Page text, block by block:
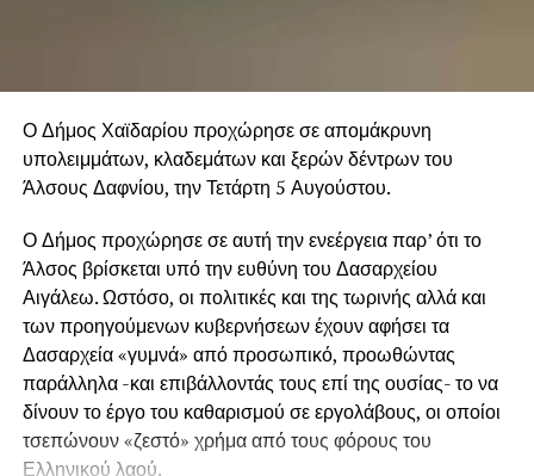
Ο Δήμος Χαϊδαρίου προχώρησε σε απομάκρυνη
υπολειμμάτων, κλαδεμάτων και ξερών δέντρων του
Άλσους Δαφνίου, την Τετάρτη 5 Αυγούστου.
Ο Δήμος προχώρησε σε αυτή την ενεέργεια παρ’ ότι το
Άλσος βρίσκεται υπό την ευθύνη του Δασαρχείου
Αιγάλεω. Ωστόσο, οι πολιτικές και της τωρινής αλλά και
των προηγούμενων κυβερνήσεων έχουν αφήσει τα
Δασαρχεία «γυμνά» από προσωπικό, προωθώντας
παράλληλα -και επιβάλλοντάς τους επί της ουσίας- το να
δίνουν το έργο του καθαρισμού σε εργολάβους, οι οποίοι
τσεπώνουν «ζεστό» χρήμα από τους φόρους του
Ελληνικού λαού.